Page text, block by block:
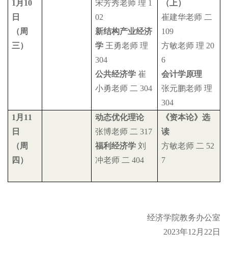
1 月 10
日
（周
三）
宋芳秀老师 理 1
02
新结构产业经济
学 王勇老师 理
304
公共经济学 崔
小勇老师 二 304
（上）
崔建华老师 二
109
方敏老师 理 20
6
会计学原理
张元鹏老师 理
304
1 月 11
日
（周
四）
动态优化理论
张博老师 二 317
福利经济学 刘
冲老师 二 404
《资本论》选
读
方敏老师 二 52
7
经济学院教务办公室
2023年12月22日